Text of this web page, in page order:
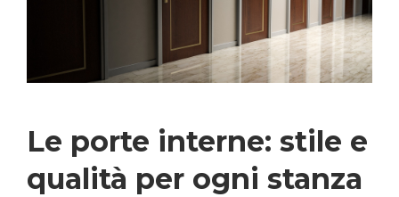
Le porte interne: stile e
qualità per ogni stanza